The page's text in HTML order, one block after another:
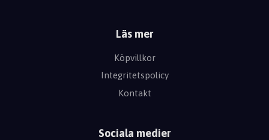
Läs mer
Köpvillkor
Integritetspolicy
Kontakt
Sociala medier